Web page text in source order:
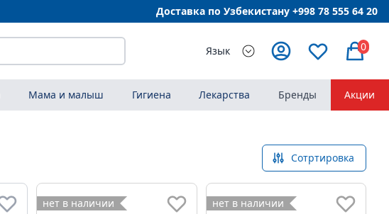
Доставка по Узбекистану +998 78 555 64 20
Язык 0
Мама и малыш Гигиена Лекарства Бренды Акции
Сотртировка
нет в наличии нет в наличии